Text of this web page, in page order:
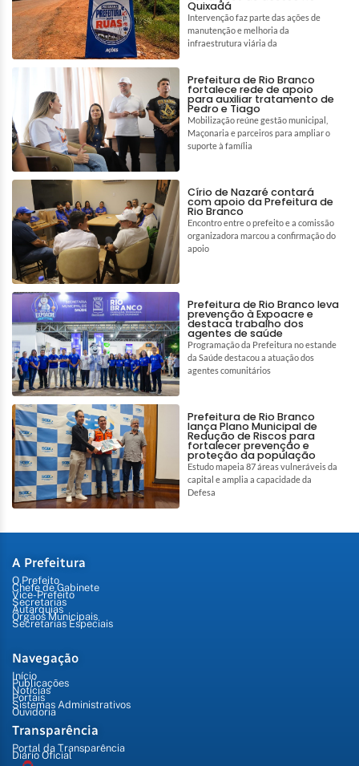
Quixadá
Intervenção faz parte das ações de
manutenção e melhoria da
infraestrutura viária da
Prefeitura de Rio Branco
fortalece rede de apoio
para auxiliar tratamento de
Pedro e Tiago
Mobilização reúne gestão municipal,
Maçonaria e parceiros para ampliar o
suporte à família
Círio de Nazaré contará
com apoio da Prefeitura de
Rio Branco
Encontro entre o prefeito e a comissão
organizadora marcou a confirmação do
apoio
Prefeitura de Rio Branco leva
prevenção à Expoacre e
destaca trabalho dos
agentes de saúde
Programação da Prefeitura no estande
da Saúde destacou a atuação dos
agentes comunitários
Prefeitura de Rio Branco
lança Plano Municipal de
Redução de Riscos para
fortalecer prevenção e
proteção da população
Estudo mapeia 87 áreas vulneráveis da
capital e amplia a capacidade da
Defesa
A Prefeitura
O Prefeito
Chefe de Gabinete
Vice-Prefeito
Secretarias
Autarquias
Órgãos Municipais
Secretarias Especiais
Navegação
Início
Publicações
Notícias
Portais
Sistemas Administrativos
Ouvidoria
Transparência
Portal da Transparência
Diário Oficial